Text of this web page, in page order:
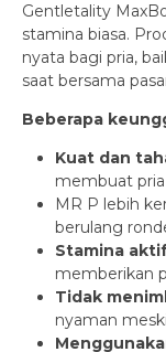
Gentletality
stamina biasa.
nyata bagi pria,
saat bersama
Beberapa
Kuat dan
membuat pria
MR P lebih
berulang
Stamina
memberikan
Tidak
nyaman